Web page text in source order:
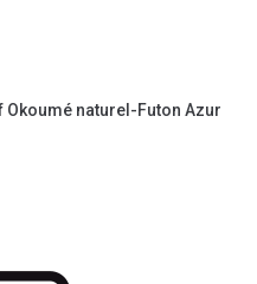
naturel-Futon Azur